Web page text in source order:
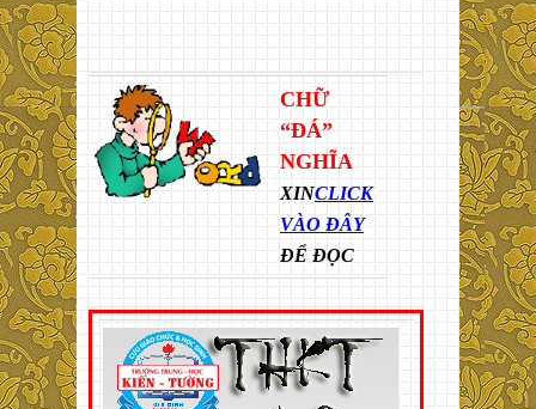
CHỮ
“ĐÁ”
NGHĨA
XINCLICK
VÀO ĐÂY
ĐỂ ĐỌC